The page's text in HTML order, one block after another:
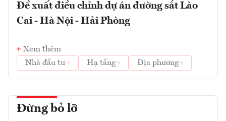
Đề xuất điều chỉnh dự án đường sắt Lào
Cai - Hà Nội - Hải Phòng
Xem thêm
Nhà đầu tư
Hạ tầng Địa phương
Đừng bỏ lỡ